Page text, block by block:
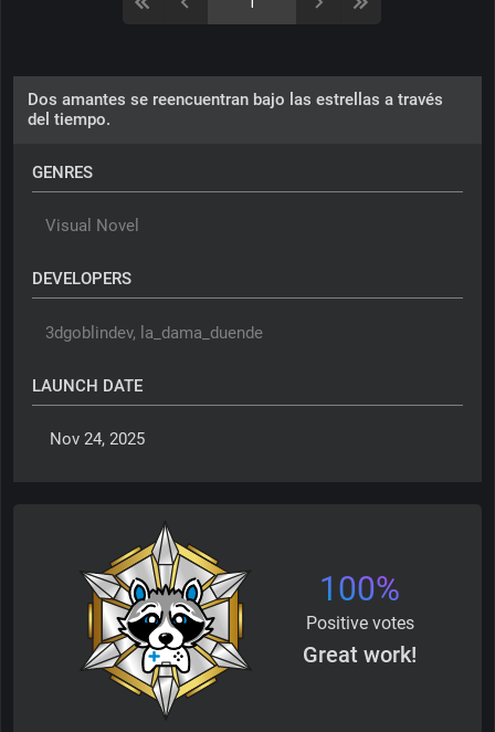
Dos amantes se reencuentran bajo las estrellas a través
del tiempo.
GENRES
Visual Novel
DEVELOPERS
3dgoblindev, la_dama_duende
LAUNCH DATE
Nov 24, 2025
100%
Positive votes
Great work!